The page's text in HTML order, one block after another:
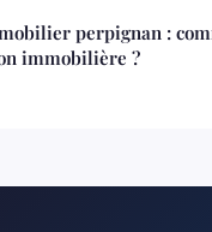
perpignan :
immobilière ?